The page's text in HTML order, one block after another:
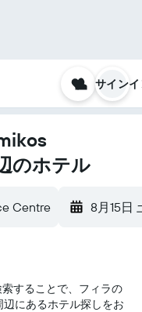
サイン
のホテル
Centre 8月15日
することで、フィラ​の
にあるホテル探しをお